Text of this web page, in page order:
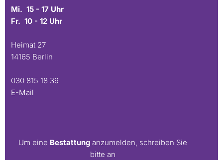
Mi. 15 - 17 Uhr
Fr. 10 - 12 Uhr
Heimat 27
14165 Berlin
030 815 18 39
E-Mail
Um eine Bestattung anzumelden, schreiben Sie
bitte an